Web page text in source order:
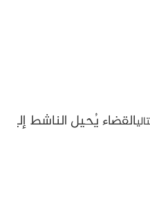
القضاء يُحيل الناشط